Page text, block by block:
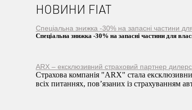
НОВИНИ FIAT
Спеціальна знижка -30% на запасні частини
Спеціальна знижка -30% на запасні частини для
ARX – ексклюзивний страховий партнер
Страхова компанія "ARX" стала
всіх питаннях, пов’язаних із страхуванням